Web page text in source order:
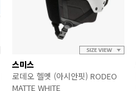
스미스
로데오 헬멧 (아시안핏) RODEO
MATTE WHITE